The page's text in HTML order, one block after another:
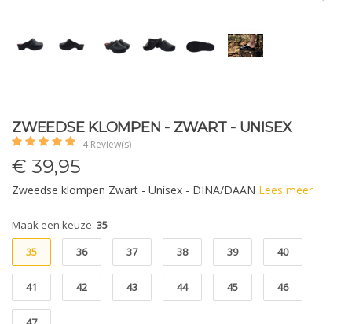
ZWEEDSE KLOMPEN - ZWART - UNISEX
4 Review(s)
€ 39,95
Zweedse klompen Zwart - Unisex - DINA/DAAN Lees meer
Maak een keuze: 35
35
36 37 38 39 40
41 42 43 44 45 46